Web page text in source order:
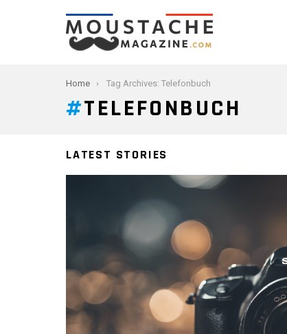
You are here:
Home Tag Archives: Telefonbuch
TELEFONBUCH
LATEST STORIES